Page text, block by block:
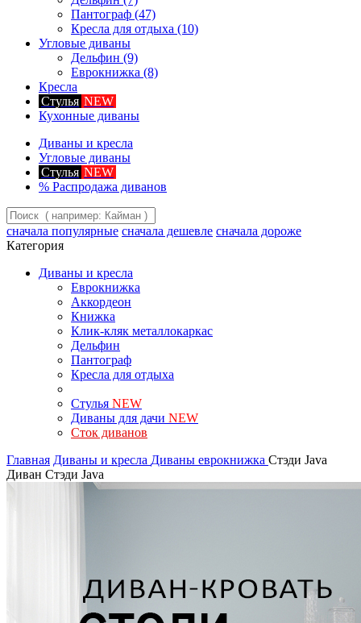
Пантограф (47)
Кресла для отдыха (10)
Угловые диваны
Дельфин (9)
Еврокнижка (8)
Кресла
Стулья NEW
Кухонные диваны
Диваны и кресла
Угловые диваны
Стулья NEW
% Распродажа диванов
сначала популярные сначала дешевле сначала дороже
Категория
Диваны и кресла
Еврокнижка
Аккордеон
Книжка
Клик-кляк металлокаркас
Дельфин
Пантограф
Кресла для отдыха
Стулья NEW
Диваны для дачи NEW
Сток диванов
Главная Диваны и кресла Диваны еврокнижка Стэди Java
Диван Стэди Java